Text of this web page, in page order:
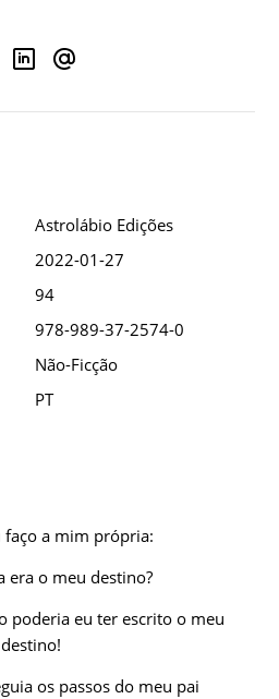
LinkedInEmail
Astrolábio Edições
2022-01-27
94
978-989-37-2574-0
Não-Ficção
PT
faço a mim própria:
era o meu destino?
poderia eu ter escrito o meu
os passos do meu pai